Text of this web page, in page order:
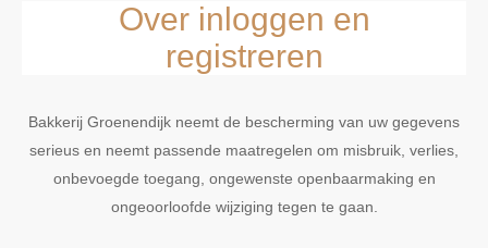
Over inloggen en
registreren
Bakkerij Groenendijk neemt de bescherming van uw gegevens
serieus en neemt passende maatregelen om misbruik, verlies,
onbevoegde toegang, ongewenste openbaarmaking en
ongeoorloofde wijziging tegen te gaan.